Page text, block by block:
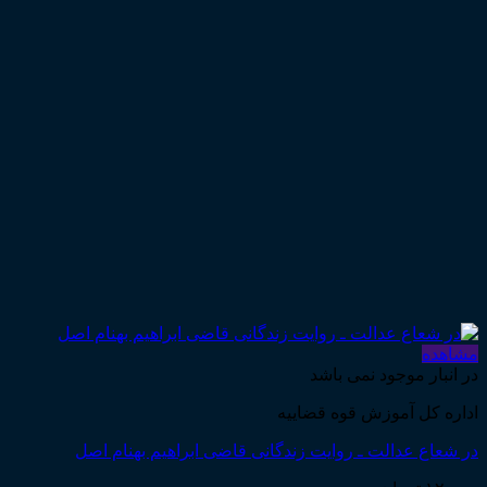
مشاهده
در انبار موجود نمی باشد
اداره کل آموزش قوه قضاییه
در شعاع عدالت ـ روایت زندگانی قاضی ابراهیم بهنام اصل